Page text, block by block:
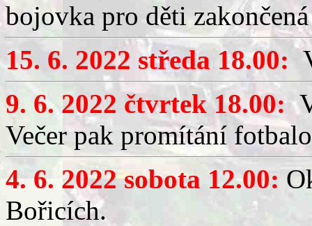
bojovka pro děti
15. 6. 2022 středa 18.00:
9. 6. 2022 čtvrtek 18.00:
Večer pak promítání
4. 6. 2022 sobota 12.00:
Bořicích.